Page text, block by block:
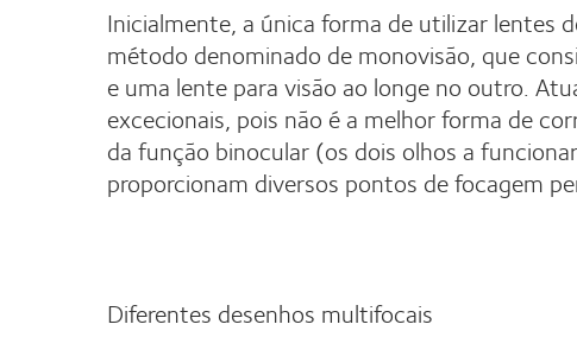
Inicialmente, a única forma de utilizar lentes
método denominado de monovisão, que
e uma lente para visão ao longe no outro.
excecionais, pois não é a melhor forma de
da função binocular (os dois olhos a
proporcionam diversos pontos de focagem
Diferentes desenhos multifocais